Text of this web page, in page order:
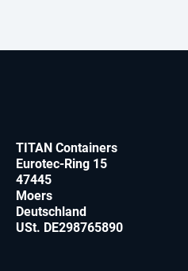
TITAN Containers
Eurotec-Ring 15
47445
Moers
Deutschland
USt. DE298765890